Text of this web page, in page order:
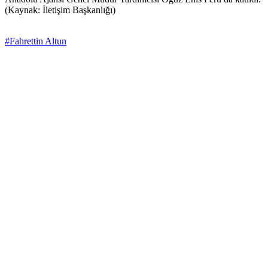
(Kaynak: İletişim Başkanlığı)
#Fahrettin Altun